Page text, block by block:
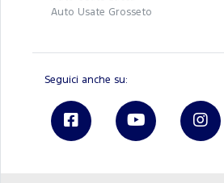
Auto Usate Grosseto
Seguici anche su: